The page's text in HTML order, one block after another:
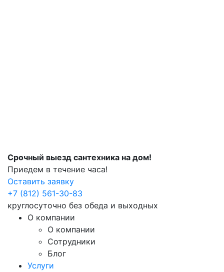
Срочный выезд сантехника на дом!
Приедем в течение часа!
Оставить заявку
+7 (812) 561-30-83
круглосуточно без обеда и выходных
О компании
О компании
Сотрудники
Блог
Услуги